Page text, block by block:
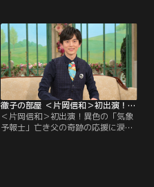
記をプレゼントされ、それは今でも
大切に持っているという。 そんな娘
も今年中学に進み、母親思いの子に
育っているらしい。 一方、えみりさ
んが4歳の時に両親が離婚…。
徹子の部屋 ＜片岡信和＞初出演！異色の「気象予報士」亡き父の奇跡の応援に涙（2026/07/24放送分）
＜片岡信和＞初出演！異色の「気象
予報士」亡き父の奇跡の応援に涙／